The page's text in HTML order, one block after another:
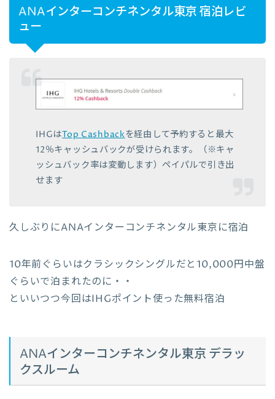
ANAインターコンチネンタル東京 宿泊レビ
ュー
IHGはTop Cashbackを経由して予約すると最大
12％キャッシュバックが受けられます。（※キャ
ッシュバック率は変動します）ペイパルで引き出
せます
久しぶりにANAインターコンチネンタル東京に宿泊
10年前ぐらいはクラシックシングルだと10,000円中盤
ぐらいで泊まれたのに・・
といいつつ今回はIHGポイント使った無料宿泊
ANAインターコンチネンタル東京 デラッ
クスルーム